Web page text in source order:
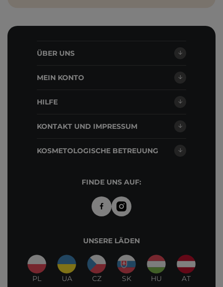
ÜBER UNS
MEIN KONTO
HILFE
KONTAKT UND IMPRESSUM
KOSMETOLOGISCHE BETREUUNG
FINDE UNS AUF:
UNSERE LÄDEN
PL UA CZ SK HU AT